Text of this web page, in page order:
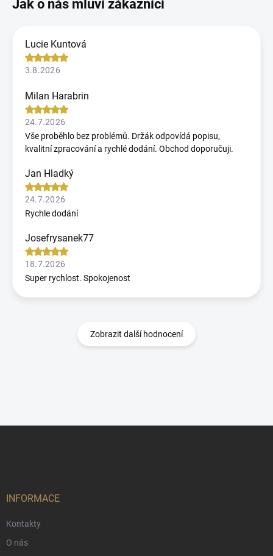
Lucie Kuntová
3.8.2026
Milan Harabrin
24.7.2026
Vše proběhlo bez problémů. Držák odpovídá popisu,
kvalitní zpracování a rychlé dodání. Obchod doporučuji.
Jan Hladký
24.7.2026
Rychle dodání
Josefrysanek77
18.7.2026
Super rychlost. Spokojenost
Zobrazit další hodnocení
INFORMACE
Kontakty
O nás